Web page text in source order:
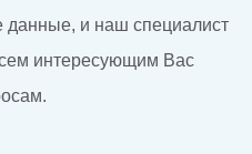
данные, и наш специалист
интересующим Вас